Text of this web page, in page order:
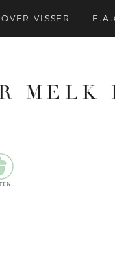
OVER VISSER
MELK